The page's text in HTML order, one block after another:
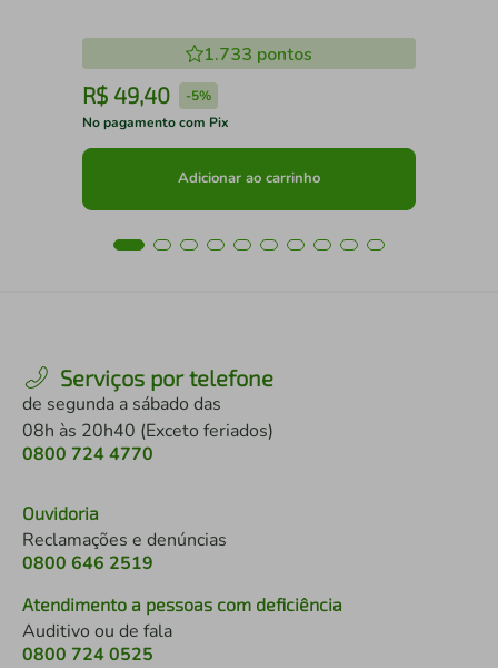
1.733 pontos
R$ 49,40 -5%
No pagamento com Pix
Adicionar ao carrinho
Serviços por telefone
de segunda a sábado das
08h às 20h40 (Exceto feriados)
0800 724 4770
Ouvidoria
Reclamações e denúncias
0800 646 2519
Atendimento a pessoas com deficiência
Auditivo ou de fala
0800 724 0525